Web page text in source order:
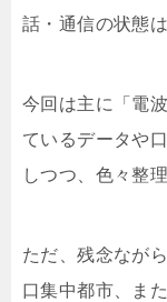
話・通信の状態
今回は主に「電
ているデータや
しつつ、色々整
ただ、残念なが
口集中都市、ま